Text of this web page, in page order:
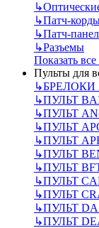
↳
↳Патч-
↳Патч-
↳Разъемы
Показать
Пульты для
↳
↳ПУЛЬТ
↳ПУЛЬТ
↳ПУЛЬТ
↳ПУЛЬТ
↳ПУЛЬТ
↳ПУЛЬТ
↳ПУЛЬТ
↳ПУЛЬТ
↳ПУЛЬТ
↳ПУЛЬТ